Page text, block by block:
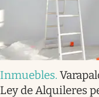
Inmuebles.
Ley de Alquileres